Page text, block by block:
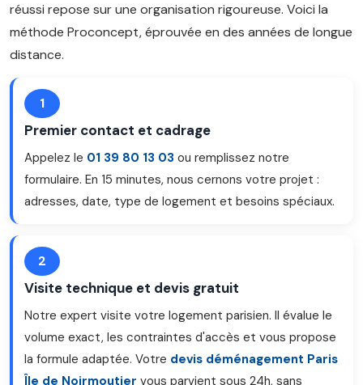
réussi repose sur une organisation rigoureuse. Voici la
méthode Proconcept, éprouvée en des années de longue
distance.
1
Premier contact et cadrage
Appelez le 01 39 80 13 03 ou remplissez notre
formulaire. En 15 minutes, nous cernons votre projet :
adresses, date, type de logement et besoins spéciaux.
2
Visite technique et devis gratuit
Notre expert visite votre logement parisien. Il évalue le
volume exact, les contraintes d'accès et vous propose
la formule adaptée. Votre devis déménagement Paris
Île de Noirmoutier vous parvient sous 24h, sans